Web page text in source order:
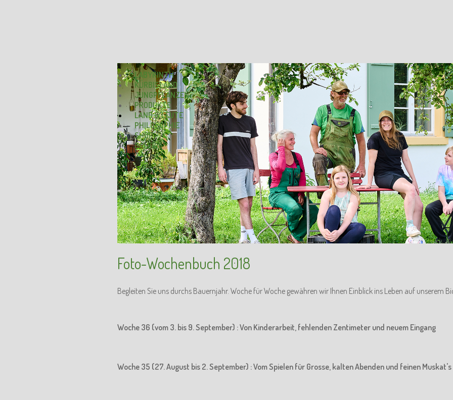
LABYRINTH
KÜRBISLAND
JUNGPFLANZEN
PRODUKTE
LAND & LEUTE
PHILOSOPHIE
SHOP
GALERIE
Foto-Wochenbuch 2018
Begleiten Sie uns durchs Bauernjahr. Woche für Woche gewähren wir Ihnen Einblick ins Leben auf unserem
Woche 36 (vom 3. bis 9. September) : Von Kinderarbeit, fehlenden Zentimeter und neuem Eingang
Woche 35 (27. August bis 2. September) : Vom Spielen für Grosse, kalten Abenden und feinen Muskat's